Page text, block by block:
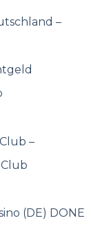
–
–
Club
(DE) DONE